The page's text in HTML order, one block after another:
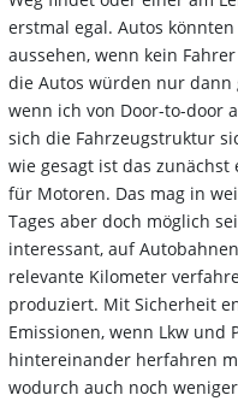
erstmal egal. Autos
aussehen, wenn kein
die Autos würden nur dann
wenn ich von Door-to-door
sich die Fahrzeugstruktur
wie gesagt ist das
für Motoren. Das mag in
Tages aber doch möglich
interessant, auf
relevante Kilometer
produziert. Mit Sicherheit
Emissionen, wenn Lkw und
hintereinander herfahren
wodurch auch noch